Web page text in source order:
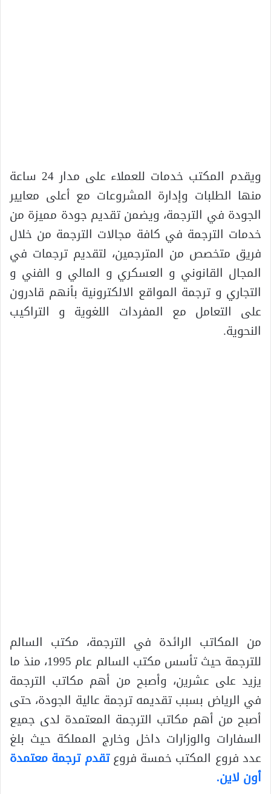
ويقدم المكتب خدمات للعملاء على مدار 24 ساعة
منها الطلبات وإدارة المشروعات مع أعلى معايير
الجودة في الترجمة، ويضمن تقديم جودة مميزة من
خدمات الترجمة في كافة مجالات الترجمة من خلال
فريق متخصص من المترجمين، لتقديم ترجمات في
المجال القانوني و العسكري و المالي و الفني و
التجاري و ترجمة المواقع الالكترونية بأنهم قادرون
على التعامل مع المفردات اللغوية و التراكيب
النحوية.
من المكاتب الرائدة في الترجمة، مكتب السالم
للترجمة حيث تأسس مكتب السالم عام 1995، منذ ما
يزيد على عشرين، وأصبح من أهم مكاتب الترجمة
في الرياض بسبب تقديمه ترجمة عالية الجودة، حتى
أصبح من أهم مكاتب الترجمة المعتمدة لدى جميع
السفارات والوزارات داخل وخارج المملكة حيث بلغ
عدد فروع المكتب خمسة فروعتقدم ترجمة معتمدة
أون لاين.